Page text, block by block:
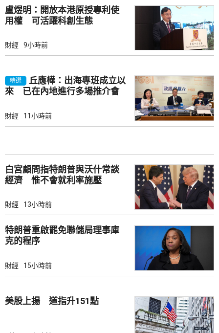
盧煜明：開放本港原授專利使
用權 可活躍科創生態
財經 9小時前
精選
丘應樺：出海專班成立以
來 已在內地進行多場推介會
財經 11小時前
白宮顧問指特朗普與沃什常談
經濟 惟不會就利率施壓
財經 13小時前
特朗普重啟罷免聯儲局理事庫
克的程序
財經 15小時前
美股上揚 道指升151點